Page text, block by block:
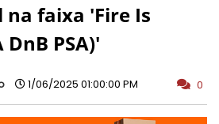
faixa 'Fire Is
PSA)'
1/06/2025 01:00:00 PM 0